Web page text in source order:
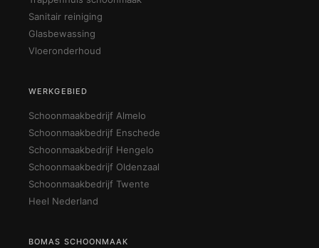
Sanitair reiniging
Glasbewassing
Vloeronderhoud
WERKGEBIED
Schoonmaakbedrijf Almelo
Schoonmaakbedrijf Enschede
Schoonmaakbedrijf Hengelo
Schoonmaakbedrijf Oldenzaal
Schoonmaakbedrijf Twente
Heel Nederland
BOMAS SCHOONMAAK